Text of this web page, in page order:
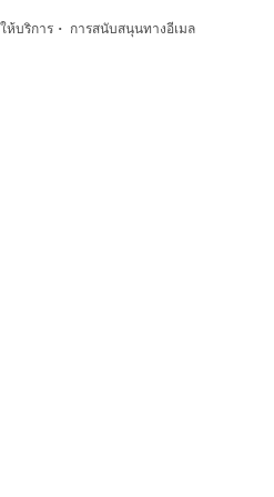
ห้บริการ · การสนับสนุนทางอีเมล